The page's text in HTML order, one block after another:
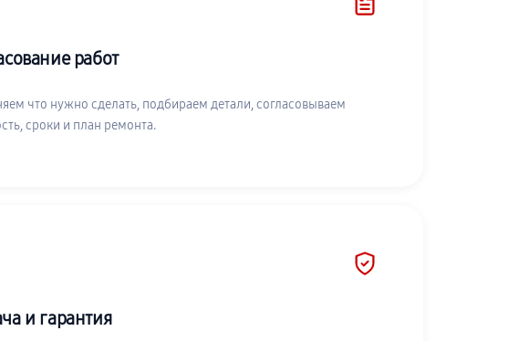
работ
что нужно сделать, подбираем детали, согласовываем
сроки и план ремонта.
и гарантия